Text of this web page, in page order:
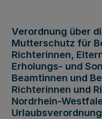
Verordnung über
Mutterschutz für
Richterinnen,
Erholungs- und
Beamtinnen und
Richterinnen und
Nordrhein-